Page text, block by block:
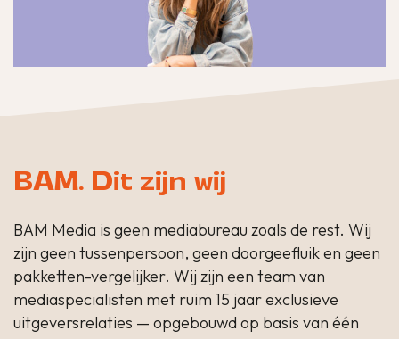
BAM. Dit zijn wij
BAM Media is geen mediabureau zoals de rest. Wij
zijn geen tussenpersoon, geen doorgeefluik en geen
pakketten-vergelijker. Wij zijn een team van
mediaspecialisten met ruim 15 jaar exclusieve
uitgeversrelaties — opgebouwd op basis van één